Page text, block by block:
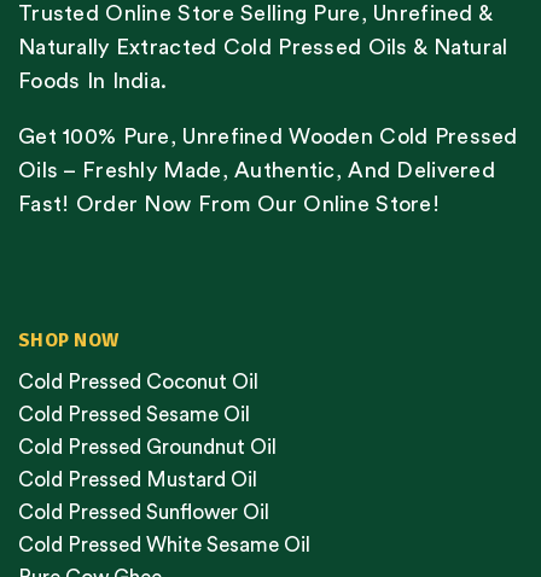
Trusted Online Store Selling Pure, Unrefined &
Naturally Extracted Cold Pressed Oils & Natural
Foods In India.
Get 100% Pure, Unrefined Wooden Cold Pressed
Oils – Freshly Made, Authentic, And Delivered
Fast! Order Now From Our Online Store!
SHOP NOW
Cold Pressed Coconut Oil
Cold Pressed Sesame Oil
Cold Pressed Groundnut Oil
Cold Pressed Mustard Oil
Cold Pressed Sunflower Oil
Cold Pressed White Sesame Oil